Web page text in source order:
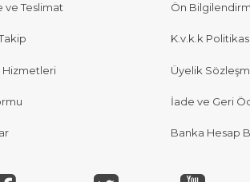
ve Teslimat
Hizmetleri
Ön
K.v.k.k Politikası
Üyelik
İade ve Geri
Banka Hesap